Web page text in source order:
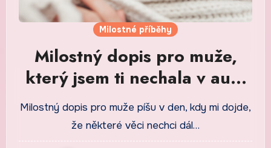
Milostné příběhy
Milostný dopis pro muže,
který jsem ti nechala v autě
na sedadle
Milostný dopis pro muže píšu v den, kdy mi dojde,
že některé věci nechci dál…